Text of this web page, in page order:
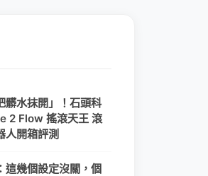
髒水抹開」！石頭科
2 Flow 搖滾天王 滾
人開箱評測
這幾個設定沒關，個